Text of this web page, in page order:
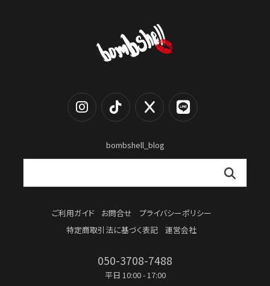
bombshell_blog
ご利用ガイド お問合せ
プライバシーポリシー
特定商取引法に基づく表記
運営会社
050-3708-7488
平日 10:00 - 17:00